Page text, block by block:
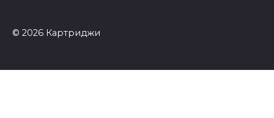
© 2026 Картриджи